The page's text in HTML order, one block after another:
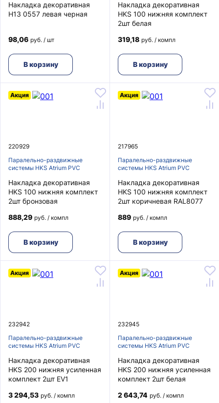
Накладка декоративная
H13 0557 левая черная
98,06 руб. / шт
В корзину
Накладка декоративная
HKS 100 нижняя комплект
2шт белая
319,18 руб. / компл
В корзину
220929
Паралельно-раздвижные
системы HKS Atrium PVC
Акция
Накладка декоративная
HKS 100 нижняя комплект
2шт бронзовая
888,29 руб. / компл
В корзину
217965
Паралельно-раздвижные
системы HKS Atrium PVC
Акция
Накладка декоративная
HKS 100 нижняя комплект
2шт коричневая RAL8077
889 руб. / компл
В корзину
232942
Паралельно-раздвижные
системы HKS Atrium PVC
Акция
Накладка декоративная
HKS 200 нижняя усиленная
комплект 2шт EV1
3 294,53 руб. / компл
232945
Паралельно-раздвижные
системы HKS Atrium PVC
Акция
Накладка декоративная
HKS 200 нижняя усиленная
комплект 2шт белая
2 643,74 руб. / компл